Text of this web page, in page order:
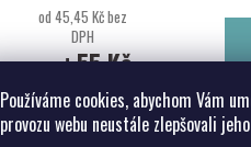
Používáme cookies, abychom Vám
provozu webu neustále zlepšovali
od 45,45 Kč bez
DPH
od55 Kč